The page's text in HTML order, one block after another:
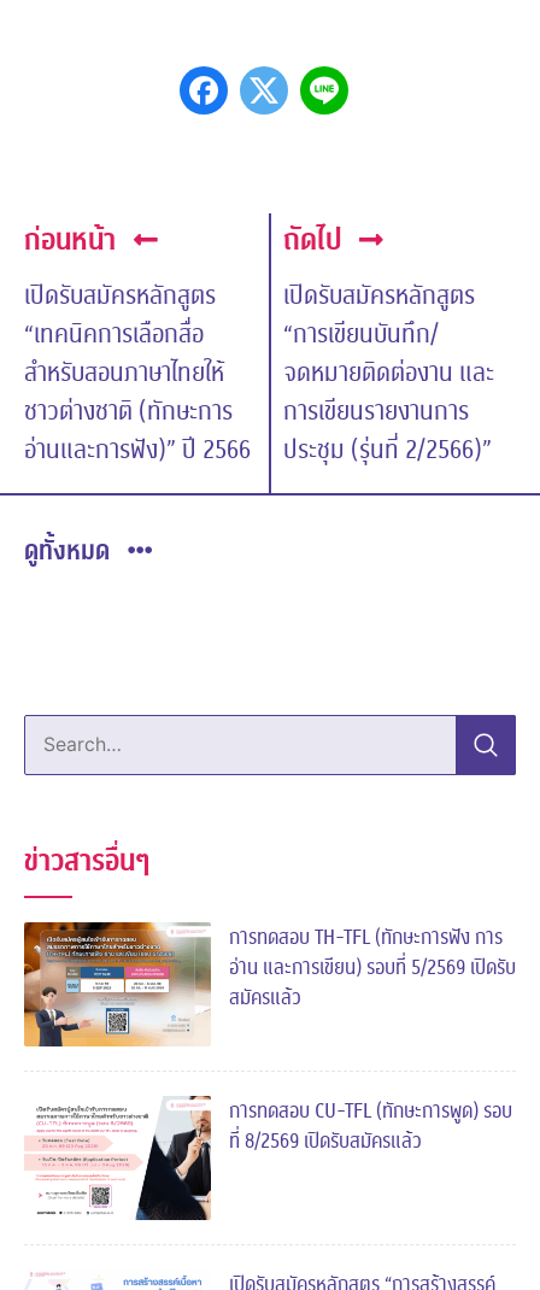
ก่อนหน้า
เปิดรับสมัครหลักสูตร
“เทคนิคการเลือกสื่อ
สำหรับสอนภาษาไทยให้
ชาวต่างชาติ (ทักษะการ
อ่านและการฟัง)” ปี 2566
ถัดไป
เปิดรับสมัครหลักสูตร
“การเขียนบันทึก/
จดหมายติดต่องาน และ
การเขียนรายงานการ
ประชุม (รุ่นที่ 2/2566)”
ดูทั้งหมด
Search…
ข่าวสารอื่นๆ
การทดสอบ TH-TFL (ทักษะการฟัง การ
อ่าน และการเขียน) รอบที่ 5/2569 เปิดรับ
สมัครแล้ว
การทดสอบ CU-TFL (ทักษะการพูด) รอบ
ที่ 8/2569 เปิดรับสมัครแล้ว